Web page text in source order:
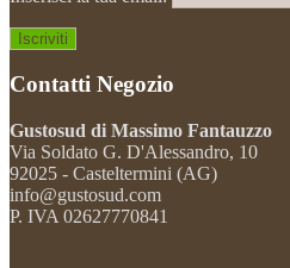
Contatti Negozio
Gustosud di Massimo Fantauzzo
Via Soldato G. D'Alessandro, 10
92025 - Casteltermini (AG)
info@gustosud.com
P. IVA 02627770841